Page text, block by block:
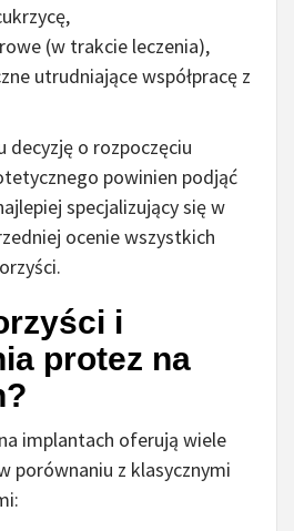
(w trakcie leczenia),
utrudniające współpracę z
decyzję o rozpoczęciu
powinien podjąć
specjalizujący się w
ocenie wszystkich
i
protez na
implantach oferują wiele
porównaniu z klasycznymi